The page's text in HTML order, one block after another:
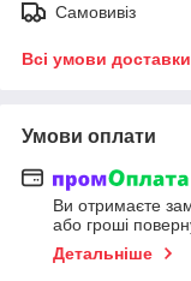
Самовивіз
Всі умови доставки
Умови оплати
Ви отримаєте
або гроші
Детальніше